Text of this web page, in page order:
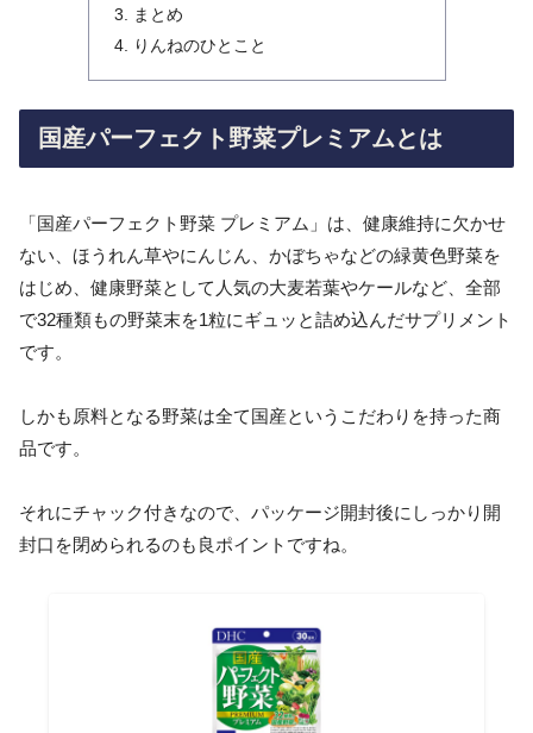
まとめ
りんねのひとこと
国産パーフェクト野菜プレミアムとは
「国産パーフェクト野菜 プレミアム」は、健康維持に欠かせ
ない、ほうれん草やにんじん、かぼちゃなどの緑黄色野菜を
はじめ、健康野菜として人気の大麦若葉やケールなど、全部
で32種類もの野菜末を1粒にギュッと詰め込んだサプリメント
です。
しかも原料となる野菜は全て国産というこだわりを持った商
品です。
それにチャック付きなので、パッケージ開封後にしっかり開
封口を閉められるのも良ポイントですね。